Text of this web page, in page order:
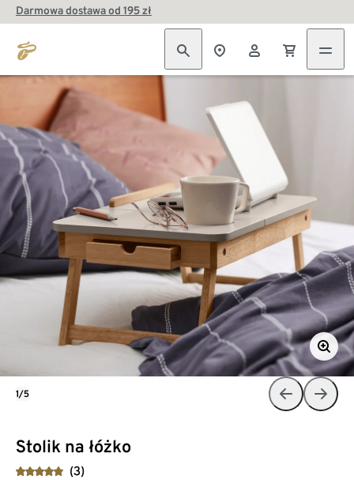
Darmowa dostawa od 195 zł
Stolik na łóżko
(3)
1/5